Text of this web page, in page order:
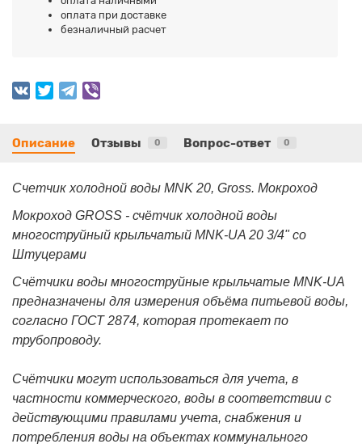
оплата при доставке
безналичный расчет
Описание Отзывы 0 Вопрос-ответ 0
Счетчик холодной воды MNK 20, Gross. Мокроход
Мокроход GROSS - счётчик холодной воды
многоструйный крыльчатый MNK-UA 20 3/4" со
Штуцерами
Счётчики воды многоструйные крыльчатые MNK-UA
предназначены для измерения объёма питьевой воды,
согласно ГОСТ 2874, которая протекает по
трубопроводу.
Счётчики могут использоваться для учета, в
частности коммерческого, воды в соответствии с
действующими правилами учета, снабжения и
потребления воды на объектах коммунального